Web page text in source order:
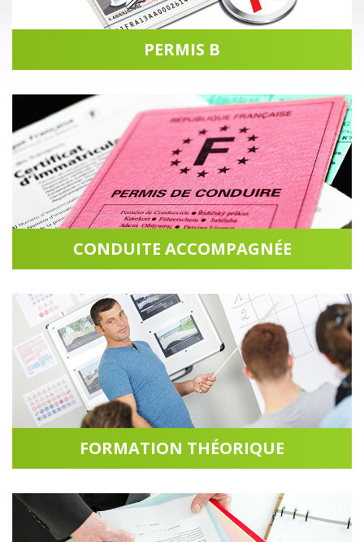
PERMIS B
Accéder à la rubrique
CONDUITE ACCOMPAGNÉE
Accéder à la rubrique
FORMATION THÉORIQUE
Accéder à la rubrique